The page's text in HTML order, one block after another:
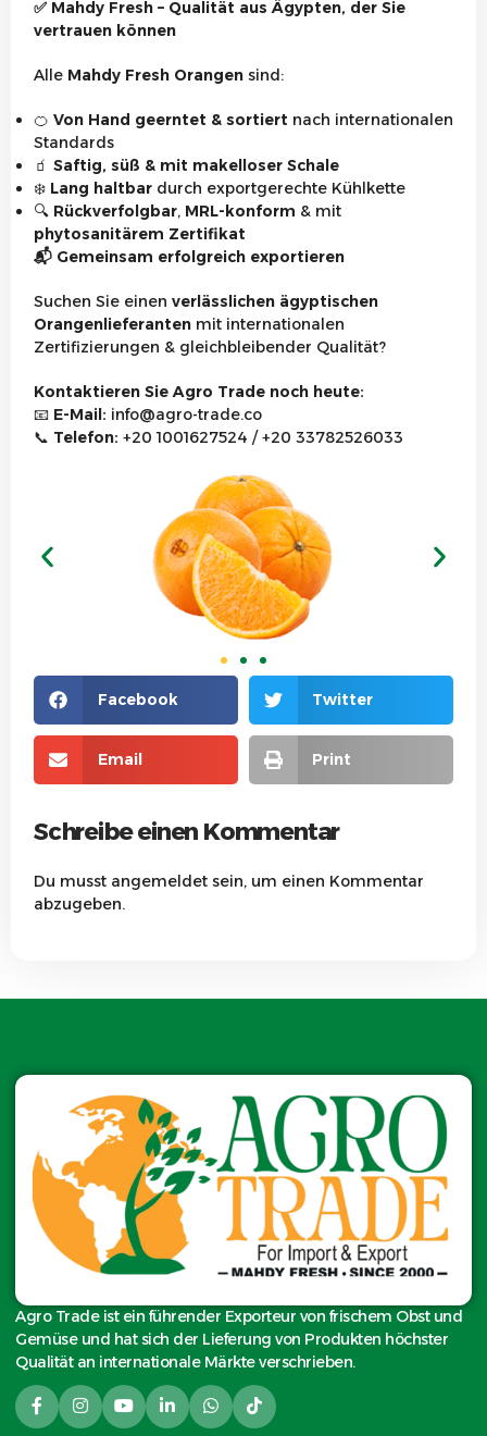
✅ Mahdy Fresh – Qualität aus Ägypten, der Sie
vertrauen können
Alle Mahdy Fresh Orangen sind:
🍊 Von Hand geerntet & sortiert nach internationalen
Standards
🧃 Saftig, süß & mit makelloser Schale
❄️ Lang haltbar durch exportgerechte Kühlkette
🔍 Rückverfolgbar, MRL-konform & mit
phytosanitärem Zertifikat
📬 Gemeinsam erfolgreich exportieren
Suchen Sie einen verlässlichen ägyptischen
Orangenlieferanten mit internationalen
Zertifizierungen & gleichbleibender Qualität?
Kontaktieren Sie Agro Trade noch heute:
📧 E-Mail: info@agro-trade.co
📞 Telefon: +20 1001627524 / +20 33782526033
Facebook Twitter
Email Print
Schreibe einen Kommentar
Du musst angemeldet sein, um einen Kommentar
abzugeben.
Agro Trade ist ein führender Exporteur von frischem Obst und
Gemüse und hat sich der Lieferung von Produkten höchster
Qualität an internationale Märkte verschrieben.